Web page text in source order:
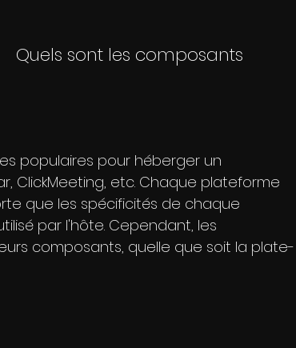
Quels sont les composants
populaires pour héberger un
ClickMeeting, etc. Chaque plateforme
que les spécificités de chaque
par l'hôte. Cependant, les
composants, quelle que soit la plate-